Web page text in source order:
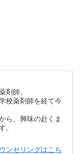
剤師。
校薬剤師を経て今
ら、興味の赴くま
。
ンセリングはこち